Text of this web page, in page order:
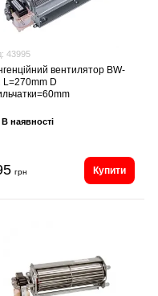
43995
вентилятор BW-
L=270mm D
В наявності
грн Купити